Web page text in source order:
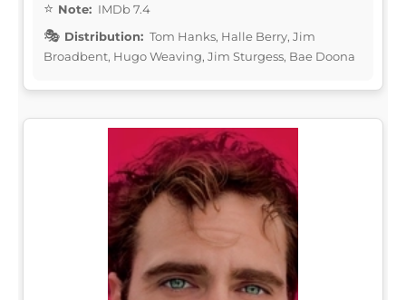
Note: IMDb 7.4
Distribution: Tom Hanks, Halle Berry, Jim
Broadbent, Hugo Weaving, Jim Sturgess, Bae Doona